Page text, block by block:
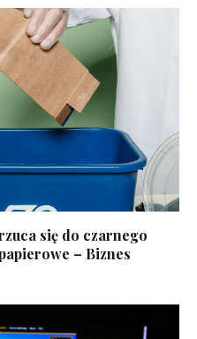
się do czarnego
– Biznes